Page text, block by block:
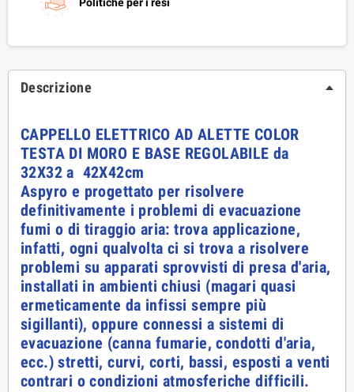
Politiche per i resi
Descrizione
CAPPELLO ELETTRICO AD ALETTE COLOR
TESTA DI MORO E BASE REGOLABILE da
32X32 a 42X42cm
Aspyro e progettato per risolvere
definitivamente i problemi di evacuazione
fumi o di tiraggio aria: trova applicazione,
infatti, ogni qualvolta ci si trova a risolvere
problemi su apparati sprovvisti di presa d'aria,
installati in ambienti chiusi (magari quasi
ermeticamente da infissi sempre più
sigillanti), oppure connessi a sistemi di
evacuazione (canna fumarie, condotti d'aria,
ecc.) stretti, curvi, corti, bassi, esposti a venti
contrari o condizioni atmosferiche difficili.